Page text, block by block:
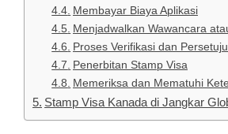
Membayar Biaya Aplikasi
Menjadwalkan Wawancara
Proses Verifikasi dan
Penerbitan Stamp Visa
Memeriksa dan Mematuhi
Stamp Visa Kanada di Jangkar